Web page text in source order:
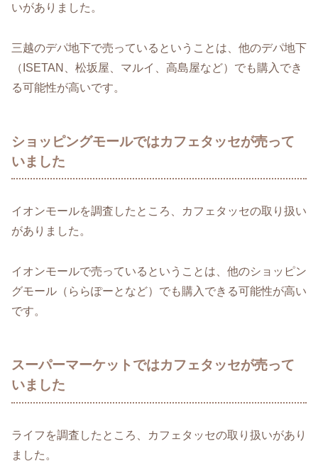
いがありました。
三越のデパ地下で売っているということは、他のデパ地下
（ISETAN、松坂屋、マルイ、高島屋など）でも購入でき
る可能性が高いです。
ショッピングモールではカフェタッセが売って
いました
イオンモールを調査したところ、カフェタッセの取り扱い
がありました。
イオンモールで売っているということは、他のショッピン
グモール（ららぽーとなど）でも購入できる可能性が高い
です。
スーパーマーケットではカフェタッセが売って
いました
ライフを調査したところ、カフェタッセの取り扱いがあり
ました。